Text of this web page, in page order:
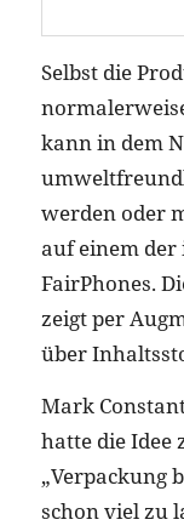
Selbst die
kann in dem
werden oder
auf einem
FairPhones.
zeigt per
über
Mark
hatte die Idee
„Verpackung
schon viel zu